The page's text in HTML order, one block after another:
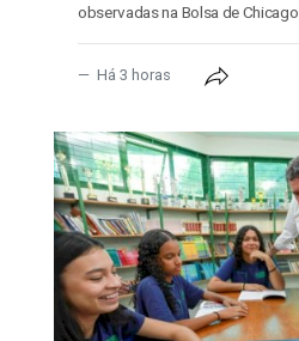
observadas na Bolsa de Chicago
Há 3 horas